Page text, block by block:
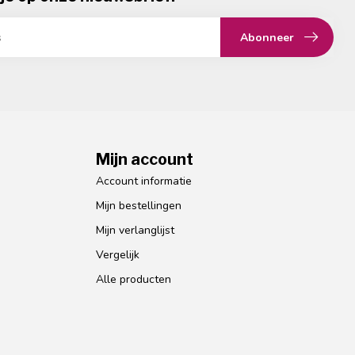
Abonneer
Mijn account
Account informatie
Mijn bestellingen
Mijn verlanglijst
Vergelijk
Alle producten